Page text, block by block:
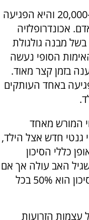
השכיחות של התופעה היא אחת ל-20,000 והיא הפגיעה
אכונדרופלזיה
מבנה גולגולת
הסופי נעשה
בזמן קצר מאוד.
באחד העותקים
המורש מאחד
גנטי חדש אצל הילד,
כללי הסיכון
האב עולה אך אם
לאחד ההורים יש אכונדרופלזיה, הסיכון הוא 50% בכל
עצמות הזרועות